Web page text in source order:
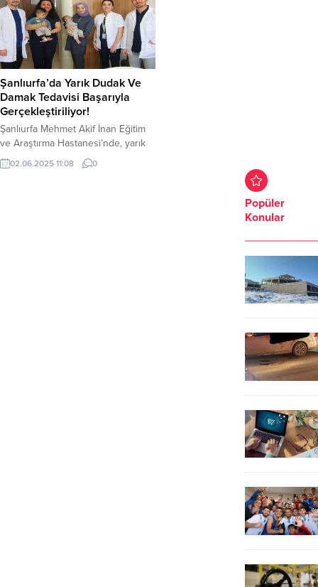
Şanlıurfa’da Yarık Dudak Ve
Damak Tedavisi Başarıyla
Gerçekleştiriliyor!
Şanlıurfa Mehmet Akif İnan Eğitim
ve Araştırma Hastanesi’nde, yarık
dudak ve damak tedavisi başarıyla
uygulanıyor. Şanlıurfa Mehmet Akif
02.06.2025 11:08 0
Popüler
Konular